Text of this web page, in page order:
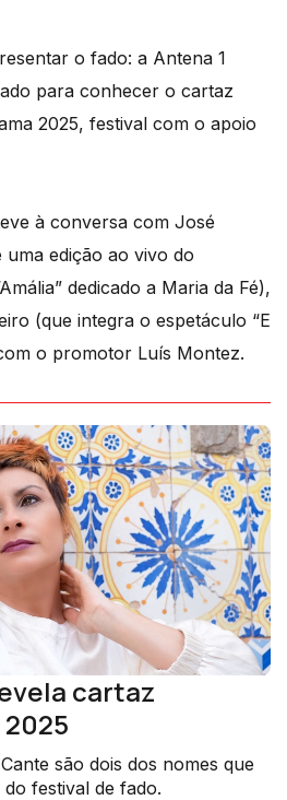
o fado: a Antena 1
para conhecer o cartaz
2025, festival com o apoio
à conversa com José
edição ao vivo do
dedicado a Maria da Fé),
(que integra o espetáculo “E
o promotor Luís Montez.
cartaz
são dois dos nomes que
festival de fado.